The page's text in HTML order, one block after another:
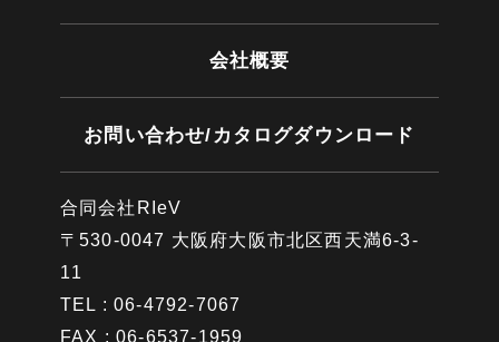
会社概要
お問い合わせ/カタログダウンロード
合同会社RIeV
〒530-0047 大阪府大阪市北区西天満6-3-
11
TEL : 06-4792-7067
FAX : 06-6537-1959